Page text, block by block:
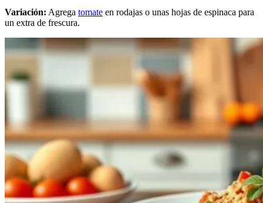
Variación: Agrega tomate en rodajas o unas hojas de espinaca para
un extra de frescura.